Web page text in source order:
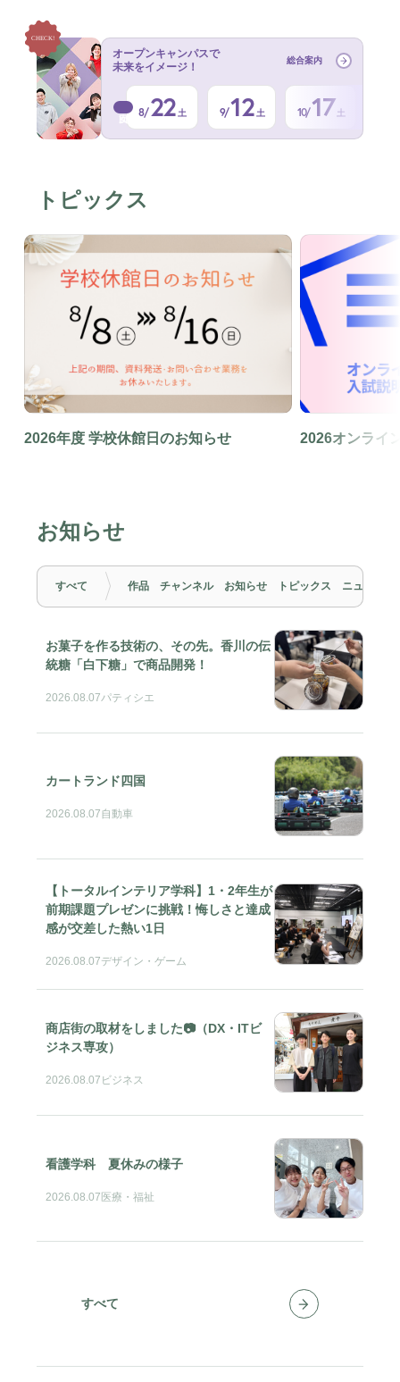
オープンキャンパスで
未来をイメージ！
総合案内
8/ 22 土 9/12 土 10/ 17 土
トピックス
2026年度 学校休館日のお知らせ 2026オンライ
お知らせ
すべて 作品 チャンネル お知らせ トピックス ニュースリ
お菓子を作る技術の、その先。香川の伝
統糖「白下糖」で商品開発！
2026.08.07パティシエ
カートランド四国
2026.08.07自動車
【トータルインテリア学科】1・2年生が
前期課題プレゼンに挑戦！悔しさと達成
感が交差した熱い1日
2026.08.07デザイン・ゲーム
商店街の取材をしました📷（DX・ITビ
ジネス専攻）
2026.08.07 ビジネス
看護学科 夏休みの様子
2026.08.07医療・福祉
すべて